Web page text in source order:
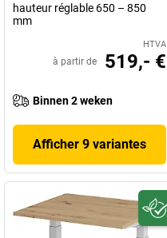
hauteur réglable 650 – 850
mm
HTVA
à partir de 519,- €
Binnen 2 weken
Afficher 9 variantes